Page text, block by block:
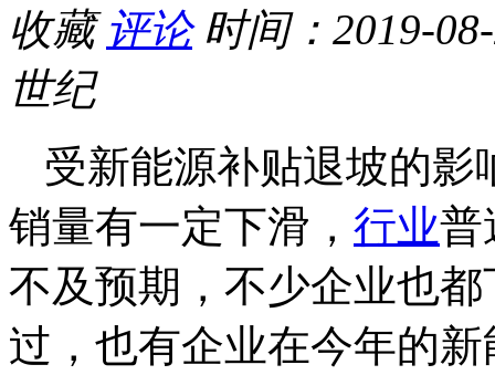
收藏 评论 时间：2019-
世纪
受新能源补贴退坡的影
销量有一定下滑， 行业普
不及预期，不少企业也
过，也有企业在今年的